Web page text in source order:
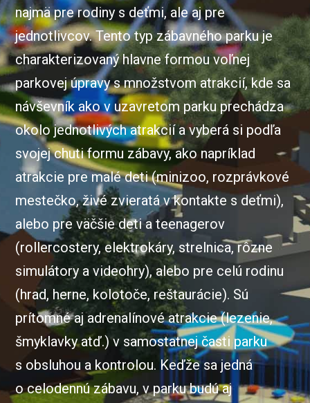
najmä pre rodiny s deťmi, ale aj pre
jednotlivcov. Tento typ zábavného parku je
charakterizovaný hlavne formou voľnej
parkovej úpravy s množstvom atrakcií, kde sa
návševník ako v uzavretom parku prechádza
okolo jednotlivých atrakcií a vyberá si podľa
svojej chuti formu zábavy, ako napríklad
atrakcie pre malé deti (minizoo, rozprávkové
mestečko, živé zvieratá v kontakte s deťmi),
alebo pre väčšie deti a teenagerov
(rollercostery, elektrokáry, strelnica, rôzne
simulátory a videohry), alebo pre celú rodinu
(hrad, herne, kolotoče, reštaurácie). Sú
prítomné aj adrenalínové atrakcie (lezenie,
šmyklavky atď.) v samostatnej časti parku
s obsluhou a kontrolou. Keďže sa jedná
o celodennú zábavu, v parku budú aj